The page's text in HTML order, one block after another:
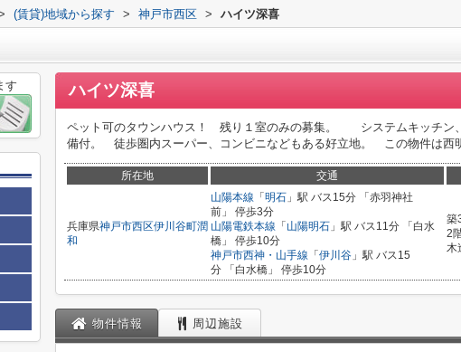
(賃貸)地域から探す > 神戸市西区 > ハイツ深喜
ハイツ深喜
ペット可のタウンハウス！ 残り１室のみの募集。 システムキッチン
備付。 徒歩圏内スーパー、コンビニなどもある好立地。 この物件は西
所在地 交通
兵庫県神戸市西区伊川谷町潤
和
山陽本線 「 明石 」駅 バス15分 「赤羽神社
前」 停歩3分
山陽電鉄本線 「 山陽明石 」駅 バス11分 「白水
橋」 停歩10分
神戸市西神・山手線 「 伊川谷 」駅 バス15
分 「白水橋」 停歩10分
築
2
木
物件情報 周辺施設
す